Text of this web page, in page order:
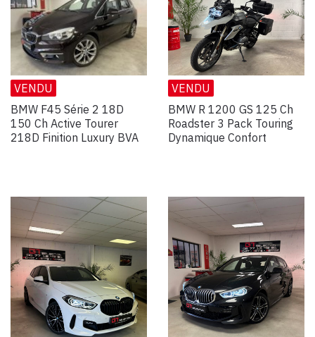
VENDU
BMW F45 Série 2 18D
150 Ch Active Tourer
218D Finition Luxury BVA
VENDU
BMW R 1200 GS 125 Ch
Roadster 3 Pack Touring
Dynamique Confort